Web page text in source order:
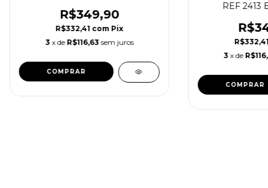
R$349,90
R$332,41 com Pix
3 x de R$116,63 sem juros
COMPRAR
REF 2413
3 x de
COMPRAR